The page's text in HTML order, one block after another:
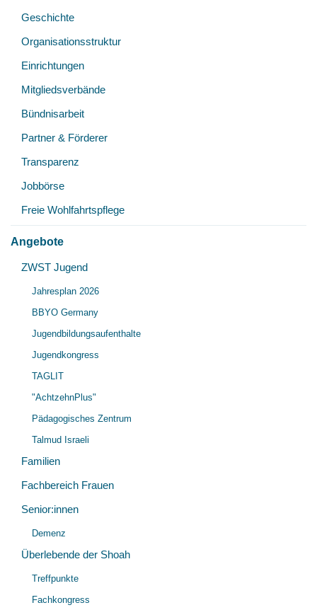
Geschichte
Organisationsstruktur
Einrichtungen
Mitgliedsverbände
Bündnisarbeit
Partner & Förderer
Transparenz
Jobbörse
Freie Wohlfahrtspflege
Angebote
ZWST Jugend
Jahresplan 2026
BBYO Germany
Jugendbildungsaufenthalte
Jugendkongress
TAGLIT
"AchtzehnPlus"
Pädagogisches Zentrum
Talmud Israeli
Familien
Fachbereich Frauen
Senior:innen
Demenz
Überlebende der Shoah
Treffpunkte
Fachkongress